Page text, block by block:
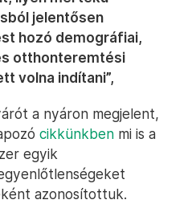
jelentősen
hozó demográfiai,
otthonteremtési
volna indítani”,
a nyáron megjelent,
cikkünkben mi is a
egyik
azonosítottuk.